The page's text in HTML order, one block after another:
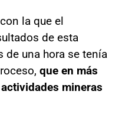
la que el
de esta
de una hora se tenía
que en más
mineras